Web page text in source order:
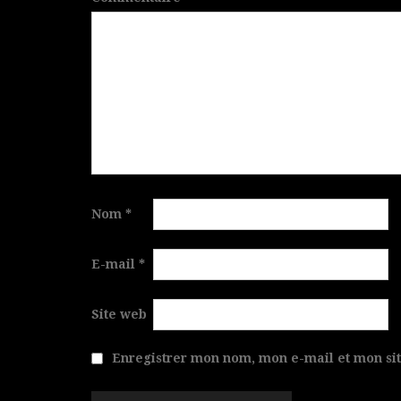
Nom *
E-mail *
Site web
Enregistrer mon nom, mon e-mail et mon